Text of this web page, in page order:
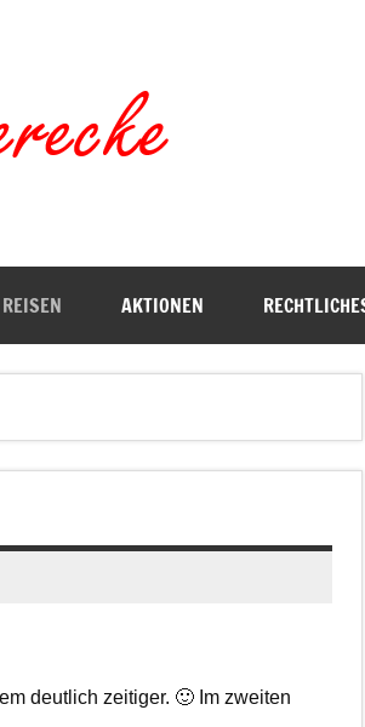
REISEN AKTIONEN
deutlich zeitiger. 🙂 Im zweiten